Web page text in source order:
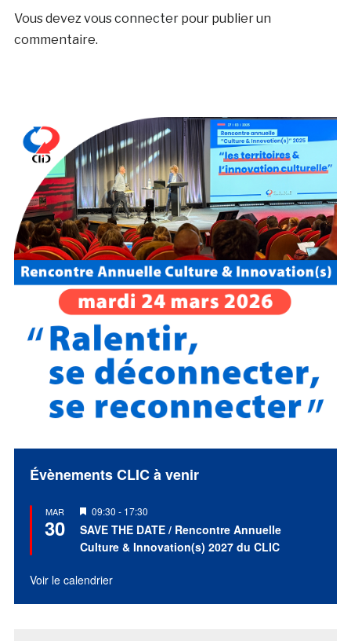
Vous devez vous connecterpour publier un
commentaire.
Évènements CLIC à venir
MAR
30
Mis
en
avant
09:30 - 17:30
SAVE THE DATE / Rencontre Annuelle
Culture & Innovation(s) 2027 du CLIC
Voir le calendrier